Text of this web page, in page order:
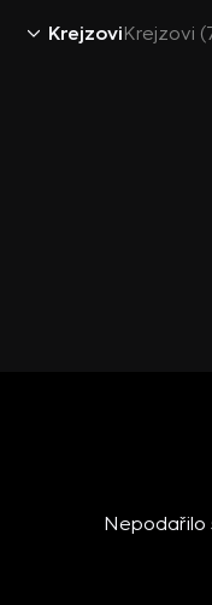
KrejzoviKrejzovi
Nepodařilo